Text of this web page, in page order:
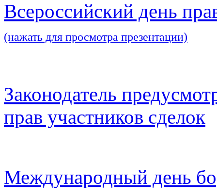
Всероссийский день
(нажать для просмотра презентации)
Законодатель
прав участников сделок
Международный день